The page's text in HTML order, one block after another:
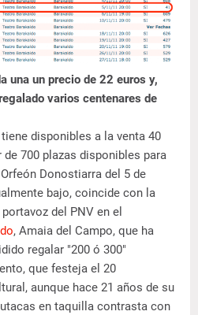
una un precio de 22 euros y,
varios centenares de
disponibles a la venta 40
700 plazas disponibles para
Donostiarra del 5 de
bajo, coincide con la
del PNV en el
, Amaia del Campo, que ha
regalar "200 ó 300"
que festeja el 20
aunque hace 21 años de su
en taquilla contrasta con